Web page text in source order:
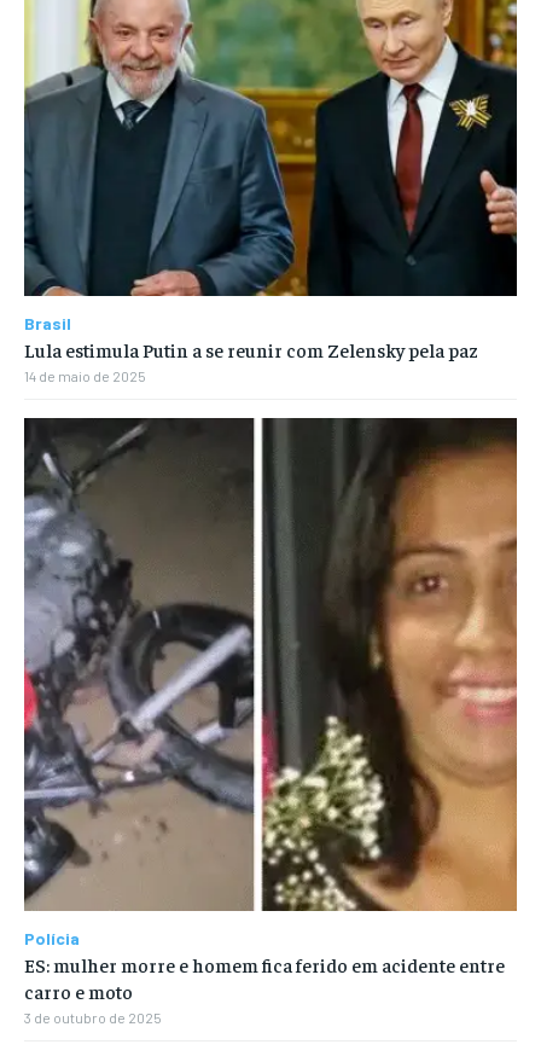
Brasil
Lula estimula Putin a se reunir com Zelensky pela paz
14 de maio de 2025
Polícia
ES: mulher morre e homem fica ferido em acidente entre
carro e moto
3 de outubro de 2025